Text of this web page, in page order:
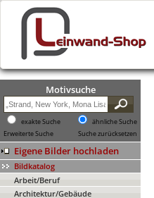
Motivsuche
exakte Suche
ähnliche Suche
Erweiterte Suche
Suche zurücksetzen
Eigene Bilder hochladen
Bildkatalog
Arbeit/Beruf
Architektur/Gebäude